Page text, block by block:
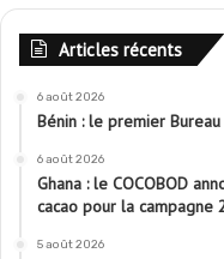
Articles récents
6 août 2026
Bénin : le premier
6 août 2026
Ghana : le COCOBOD
cacao pour la campagne
5 août 2026